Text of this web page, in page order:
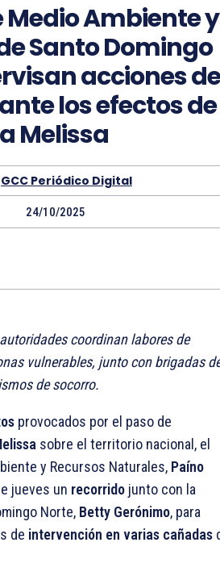
Medio Ambiente y
Santo Domingo
acciones de
los efectos de
Melissa
GCC Periódico Digital
24/10/2025
coordinan labores de
vulnerables, junto con brigadas
de socorro.
provocados por el paso de
sobre el territorio nacional, el
y Recursos Naturales, Paíno
jueves un recorrido junto con la
Norte, Betty Gerónimo, para
de intervención en varias cañadas